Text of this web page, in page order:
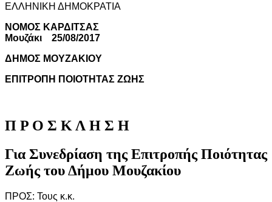
ΕΛΛΗΝΙΚΗ ΔΗΜΟΚΡΑΤΙΑ
ΝΟΜΟΣ ΚΑΡΔΙΤΣΑΣ
Μουζάκι 25/08/2017
ΔΗΜΟΣ ΜΟΥΖΑΚΙΟΥ
ΕΠΙΤΡΟΠΗ ΠΟΙΟΤΗΤΑΣ ΖΩΗΣ
Π Ρ Ο Σ Κ Λ Η Σ Η
Για Συνεδρίαση της Επιτροπής Ποιότητας
Ζωής τουΔήμου Μουζακίου
ΠΡΟΣ: Τους κ.κ.